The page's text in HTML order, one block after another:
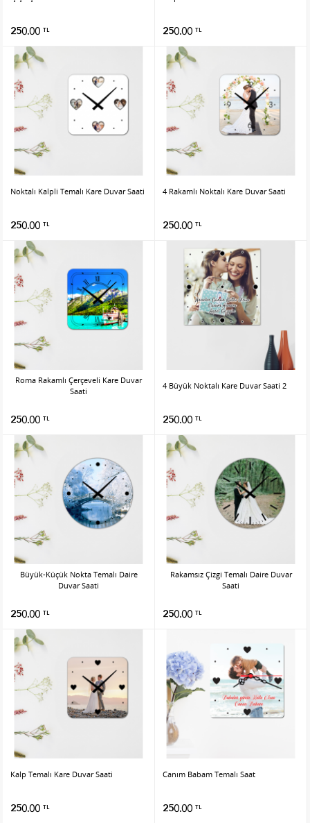
250.00 TL 250.00 TL
Noktalı Kalpli Temalı Kare Duvar Saati
250.00 TL
4 Rakamlı Noktalı Kare Duvar Saati
250.00 TL
Roma Rakamlı Çerçeveli Kare Duvar
Saati
250.00 TL
4 Büyük Noktalı Kare Duvar Saati 2
250.00 TL
Büyük-Küçük Nokta Temalı Daire
Duvar Saati
250.00 TL
Rakamsız Çizgi Temalı Daire Duvar
Saati
250.00 TL
Kalp Temalı Kare Duvar Saati
250.00 TL
Canım Babam Temalı Saat
250.00 TL